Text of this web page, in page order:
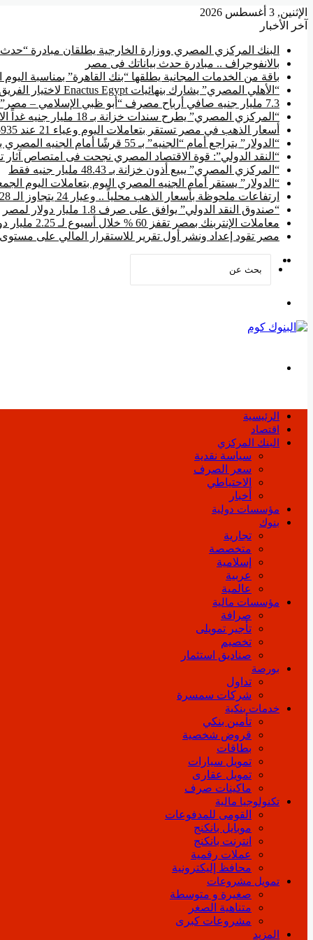
الإثنين, 3 أغسطس 2026
آخر الأخبار
البنك المركزي المصري ووزارة الخارجية يطلقان مبادرة
بالانفوجراف .. مبادرة حدث بياناتك فى مصر
باقة من الخدمات المجانية يطلقها “بنك القاهرة” بمناسبة
“الأهلي المصري” يشارك بنهائيات Enactus Egypt لاختيار الفريق الذي يمثل مصر في الخارج
7.3 مليار جنيه صافي أرباح مصرف “أبو ظبي الإسلامي – مصر” فى ستة أشهر
“المركزي المصري” يطرح سندات خزانة بـ 18 مليار جنيه غداً الاثنين
أسعار الذهب في مصر تستقر بتعاملات اليوم وعياء 21 عند 5935 جنيه
“الدولار” يتراجع أمام “الجنيه” بـ 55 قرشًا أمام الجنيه المصري بالتعاملات المسائية
“النقد الدولي”: قوة الاقتصاد المصري نجحت فى امتصاص
“المركزي المصري” يبيع أذون خزانة بـ 48.43 مليار جنيه فقط
“الدولار” يستقر أمام الجنيه المصري اليوم بتعاملات اليوم الجمعة عند
ارتفاعات ملحوظة بأسعار الذهب محلياً .. وعيار 24 يتجاوز الـ 6828 جنيه
“صندوق النقد الدولي” يوافق على صرف 1.8 مليار دولار لمصر
معاملات الإنتربنك بمصر تقفز 60 % خلال أسبوع لـ 2.25 مليار دولار
مصر تقود إعداد ونشر أول تقرير للاستقرار المالي على مستوى
الرئيسية
اقتصاد
البنك المركزي
سياسة نقدية
سعر الصرف
الاحتياطي
أخبار
مؤسسات دولية
بنوك
تجارية
متخصصة
إسلامية
عربية
عالمية
مؤسسات مالية
صرافة
تأجير تمويلى
تخصيم
صناديق استثمار
بورصة
تداول
شركات سمسرة
خدمات بنكية
تأمين بنكي
قروض شخصية
بطاقات
تمويل سيارات
تمويل عقارى
ماكينات صرف
تكنولوجيا مالية
القومى للمدفوعات
موبايل بانكنج
انترنت بانكنج
عملات رقمية
محافظ إليكترونية
تمويل مشروعات
صغيرة و متوسطة
متناهية الصغر
مشروعات كبرى
المزيد